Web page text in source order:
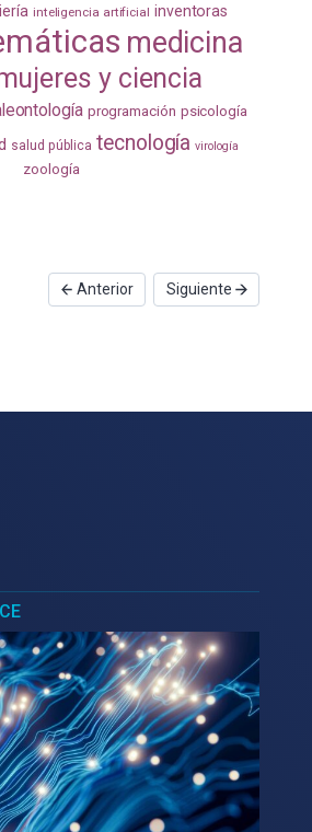
Anterior Siguiente
inteligencia artificial inventoras
medicina
y ciencia
programación psicología
salud pública tecnología virología
zoología